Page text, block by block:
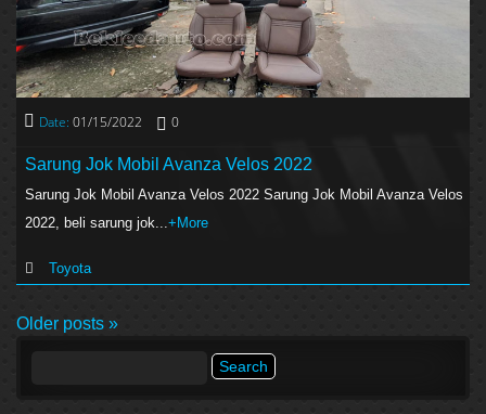
Date: 01/15/2022 0
Sarung Jok Mobil Avanza Velos 2022
Sarung Jok Mobil Avanza Velos 2022 Sarung Jok Mobil Avanza Velos
2022, beli sarung jok... +More
Toyota
Older posts »